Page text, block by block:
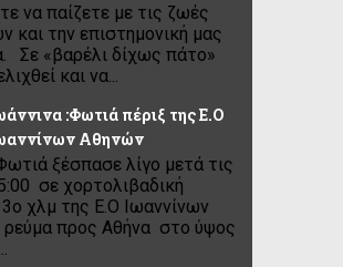
να παίζετε με τις ζωές
και την επιστημονική μας
Σε «βαρέλι δίχως πάτο»
και να...
:Φωτιά πέριξ της Ε.Ο
Αθηνών
ξέσπασε λίγο μετά τις
σε χορτολιβαδική
χλμ της Ε.Ο Ιωαννίνων
προς Αθήνα στο ύψος